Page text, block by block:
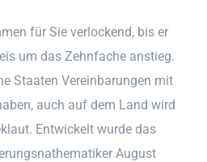
für Sie verlockend, bis er
um das Zehnfache anstieg.
Staaten Vereinbarungen mit
auch auf dem Land wird
Entwickelt wurde das
August